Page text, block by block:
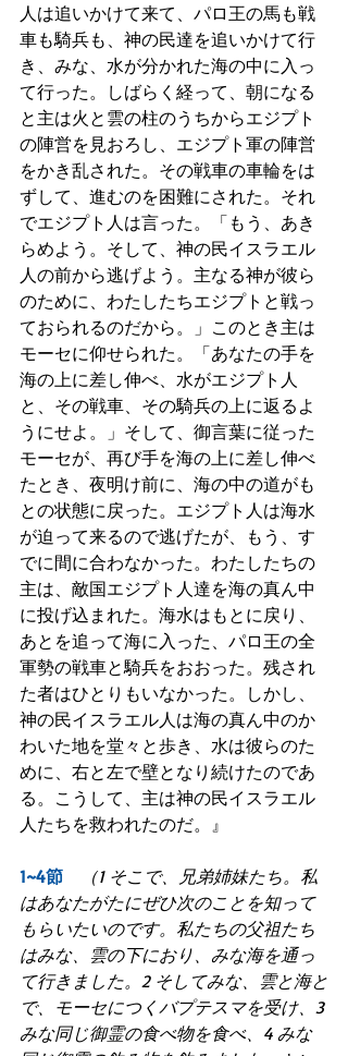
人は追いかけて来て、パロ王の馬も戦
車も騎兵も、神の民達を追いかけて行
き、みな、水が分かれた海の中に入っ
て行った。しばらく経って、朝になる
と主は火と雲の柱のうちからエジプト
の陣営を見おろし、エジプト軍の陣営
をかき乱された。その戦車の車輪をは
ずして、進むのを困難にされた。それ
でエジプト人は言った。「もう、あき
らめよう。そして、神の民イスラエル
人の前から逃げよう。主なる神が彼ら
のために、わたしたちエジプトと戦っ
ておられるのだから。」このとき主は
モーセに仰せられた。「あなたの手を
海の上に差し伸べ、水がエジプト人
と、その戦車、その騎兵の上に返るよ
うにせよ。」そして、御言葉に従った
モーセが、再び手を海の上に差し伸べ
たとき、夜明け前に、海の中の道がも
との状態に戻った。エジプト人は海水
が迫って来るので逃げたが、もう、す
でに間に合わなかった。わたしたちの
主は、敵国エジプト人達を海の真ん中
に投げ込まれた。海水はもとに戻り、
あとを追って海に入った、パロ王の全
軍勢の戦車と騎兵をおおった。残され
た者はひとりもいなかった。しかし、
神の民イスラエル人は海の真ん中のか
わいた地を堂々と歩き、水は彼らのた
めに、右と左で壁となり続けたのであ
る。こうして、主は神の民イスラエル
人たちを救われたのだ。』
1~4節
（1 そこで、兄弟姉妹たち。私
はあなたがたにぜひ次のことを知って
もらいたいのです。私たちの父祖たち
はみな、雲の下におり、みな海を通っ
て行きました。2 そしてみな、雲と海と
で、モーセにつくバプテスマを受け、3
みな同じ御霊の食べ物を食べ、4 みな